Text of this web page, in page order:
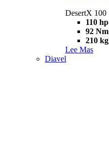
DesertX 100
110 hp
92 Nm
210 kg
Lee Mas
Diavel